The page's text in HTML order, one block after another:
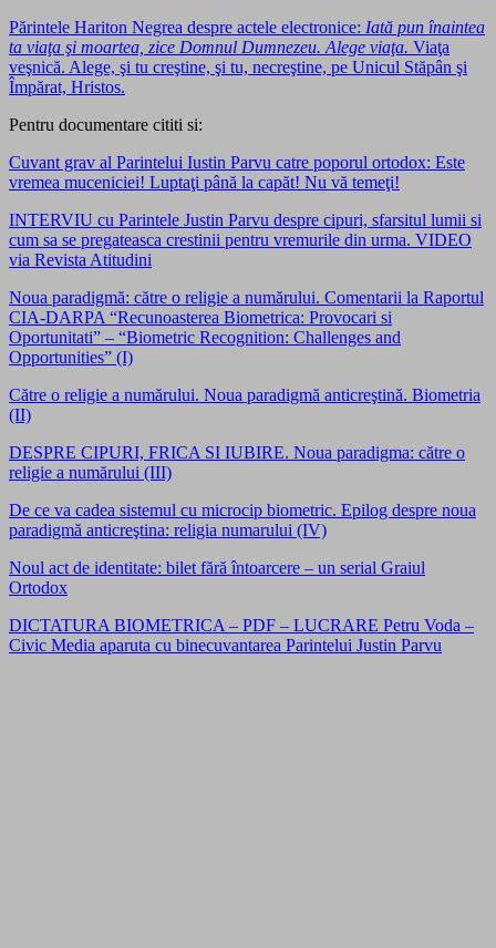
Părintele Hariton Negrea despre actele electronice: Iată pun înaintea
ta viaţa şi moartea, zice Domnul Dumnezeu. Alege viaţa. Viaţa
veşnică. Alege, şi tu creştine, şi tu, necreştine, pe Unicul Stăpân şi
Împărat, Hristos.
Pentru documentare cititi si:
Cuvant grav al Parintelui Iustin Parvu catre poporul ortodox: Este
vremea muceniciei! Luptaţi până la capăt! Nu vă temeţi!
INTERVIU cu Parintele Justin Parvu despre cipuri, sfarsitul lumii si
cum sa se pregateasca crestinii pentru vremurile din urma. VIDEO
via Revista Atitudini
Noua paradigmă: către o religie a numărului. Comentarii la Raportul
CIA-DARPA “Recunoasterea Biometrica: Provocari si
Oportunitati” – “Biometric Recognition: Challenges and
Opportunities” (I)
Către o religie a numărului. Noua paradigmă anticreştină. Biometria
(II)
DESPRE CIPURI, FRICA SI IUBIRE. Noua paradigma: către o
religie a numărului (III)
De ce va cadea sistemul cu microcip biometric. Epilog despre noua
paradigmă anticreştina: religia numarului (IV)
Noul act de identitate: bilet fără întoarcere – un serial Graiul
Ortodox
DICTATURA BIOMETRICA – PDF – LUCRARE Petru Voda –
Civic Media aparuta cu binecuvantarea Parintelui Justin Parvu